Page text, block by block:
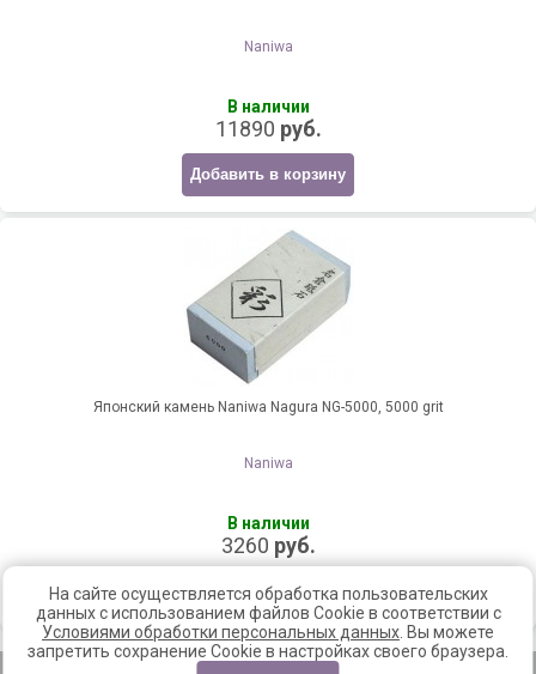
Naniwa
В наличии
11890 руб.
Добавить в корзину
Японский камень Naniwa Nagura NG-5000, 5000 grit
Naniwa
В наличии
3260 руб.
Добавить в корзину
На сайте осуществляется обработка пользовательских
данных с использованием файлов Cookie в соответствии с
Условиями обработки персональных данных . Вы можете
запретить сохранение Cookie в настройках своего браузера.